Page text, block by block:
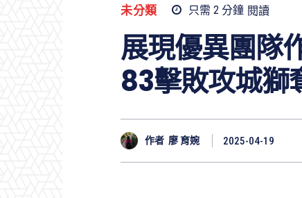
未分類 只需 2 分鐘 閱讀
展現優異團
83擊敗攻城
作者 廖 育婉 2025-04-19